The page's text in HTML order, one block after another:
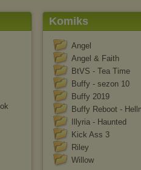
Komiks
Angel
Angel & Faith
BtVS - Tea Time
Buffy - sezon 10
Buffy 2019
Buffy Reboot -
Illyria - Haunted
Kick Ass 3
Riley
Willow